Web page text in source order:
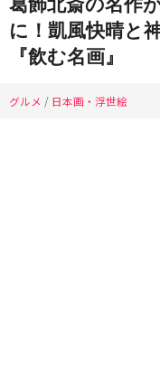
に！凱風快晴と
『飲む名画』
グルメ / 日本画・浮世絵